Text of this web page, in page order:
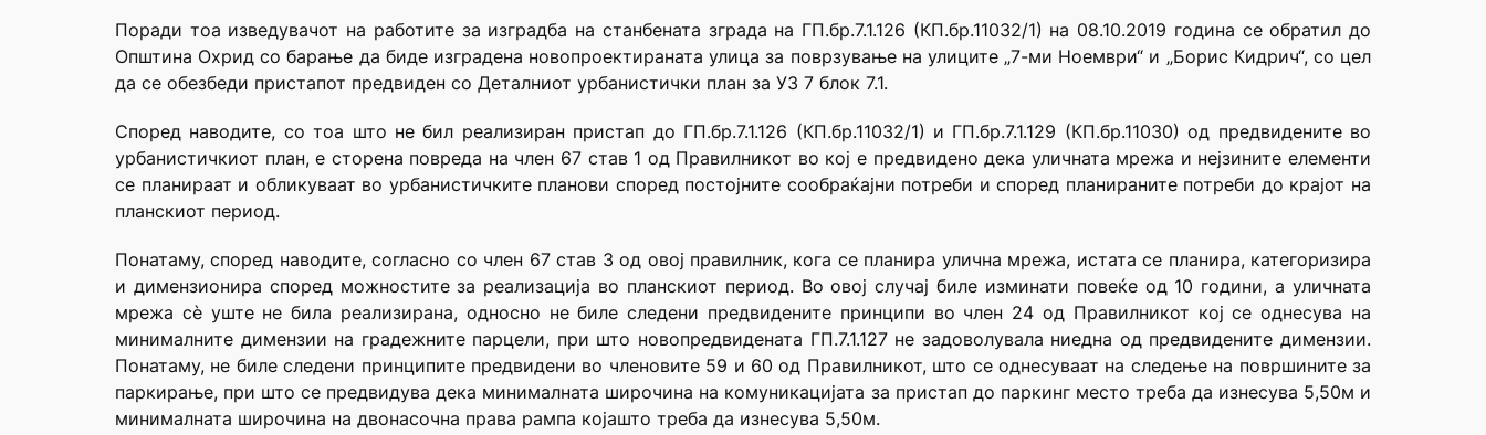
Поради тоа изведувачот на работите за изградба на станбената зграда на ГП.бр.7.1.126 (КП.бр.11032/1) на 08.10.2019 година се обратил до
Општина Охрид со барање да биде изградена новопроектираната улица за поврзување на улиците „7-ми Ноември“ и „Борис Кидрич“, со цел
да се обезбеди пристапот предвиден со Деталниот урбанистички план за УЗ 7 блок 7.1.
Според наводите, со тоа што не бил реализиран пристап до ГП.бр.7.1.126 (КП.бр.11032/1) и ГП.бр.7.1.129 (КП.бр.11030) од предвидените во
урбанистичкиот план, е сторена повреда на член 67 став 1 од Правилникот во кој е предвидено дека уличната мрежа и нејзините елементи
се планираат и обликуваат во урбанистичките планови според постојните сообраќајни потреби и според планираните потреби до крајот на
планскиот период.
Понатаму, според наводите, согласно со член 67 став 3 од овој правилник, кога се планира улична мрежа, истата се планира, категоризира
и димензионира според можностите за реализација во планскиот период. Во овој случај биле изминати повеќе од 10 години, а уличната
мрежа сè уште не била реализирана, односно не биле следени предвидените принципи во член 24 од Правилникот кој се однесува на
минималните димензии на градежните парцели, при што новопредвидената ГП.7.1.127 не задоволувала ниедна од предвидените димензии.
Понатаму, не биле следени принципите предвидени во членовите 59 и 60 од Правилникот, што се однесуваат на следење на површините за
паркирање, при што се предвидува дека минималната широчина на комуникацијата за пристап до паркинг место треба да изнесува 5,50м и
минималната широчина на двонасочна права рампа којашто треба да изнесува 5,50м.